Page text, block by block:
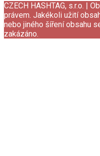
CZECH HASHTAG, s.r.o. |
právem. Jakékoli užití
nebo jiného šíření obsahu
zakázáno.